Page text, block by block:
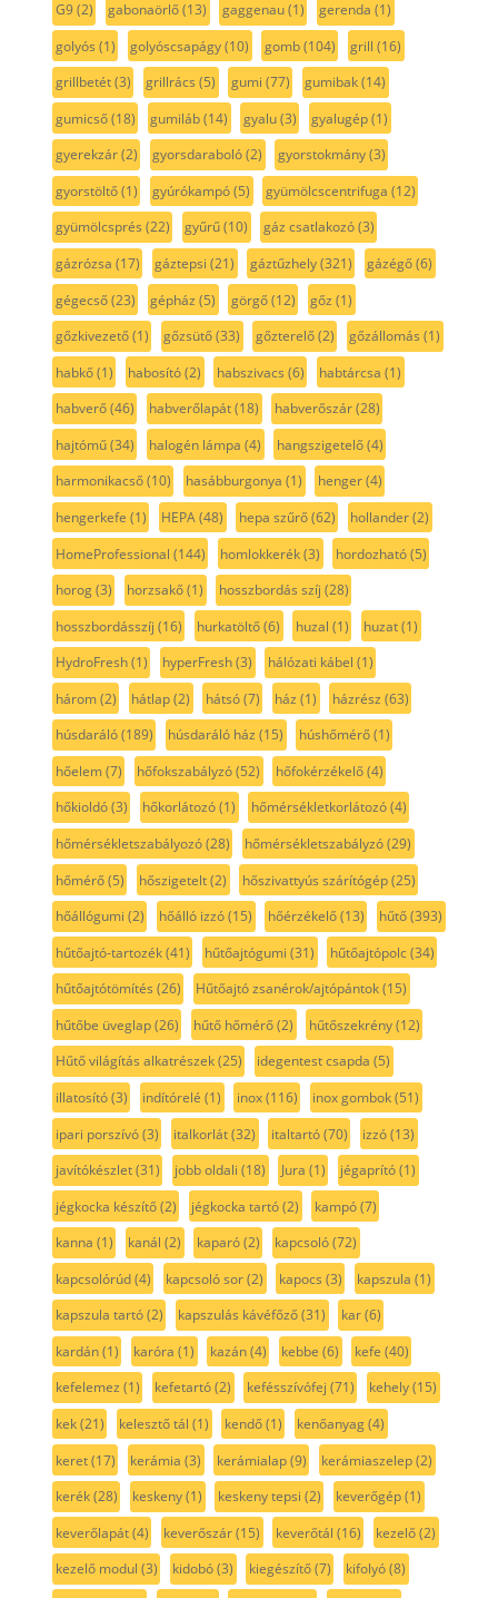
G9(2) gabonaörlő(13) gaggenau(1) gerenda (1)
golyós (1) golyóscsapágy(10) gomb(104) grill (16)
grillbetét(3) grillrács (5) gumi (77) gumibak(14)
gumicső(18) gumiláb(14) gyalu(3) gyalugép(1)
gyerekzár(2) gyorsdaraboló(2) gyorstokmány(3)
gyorstöltő(1) gyúrókampó(5) gyümölcscentrifuga (12)
gyümölcsprés (22) gyűrű(10) gáz csatlakozó(3)
gázrózsa (17) gáztepsi (21) gáztűzhely(321) gázégő(6)
gégecső(23) gépház (5) görgő(12) gőz (1)
gőzkivezető(1) gőzsütő(33) gőzterelő(2) gőzállomás (1)
habkő(1) habosító(2) habszivacs (6) habtárcsa (1)
habverő(46) habverőlapát(18) habverőszár(28)
hajtómű(34) halogén lámpa (4) hangszigetelő(4)
harmonikacső(10) hasábburgonya (1) henger(4)
hengerkefe (1) HEPA(48) hepa szűrő(62) hollander(2)
HomeProfessional (144) homlokkerék(3) hordozható(5)
horog(3) horzsakő(1) hosszbordás szíj (28)
hosszbordásszíj (16) hurkatöltő(6) huzal (1) huzat(1)
HydroFresh(1) hyperFresh(3) hálózati kábel (1)
három(2) hátlap(2) hátsó(7) ház (1) házrész (63)
húsdaráló(189) húsdaráló ház (15) húshőmérő(1)
hőelem(7) hőfokszabályzó(52) hőfokérzékelő(4)
hőkioldó(3) hőkorlátozó(1) hőmérsékletkorlátozó(4)
hőmérsékletszabályozó(28) hőmérsékletszabályzó(29)
hőmérő(5) hőszigetelt(2) hőszivattyús szárítógép(25)
hőállógumi (2) hőálló izzó(15) hőérzékelő(13) hűtő(393)
hűtőajtó-tartozék(41) hűtőajtógumi (31) hűtőajtópolc(34)
hűtőajtótömítés (26) Hűtőajtó zsanérok/ajtópántok(15)
hűtőbe üveglap(26) hűtő hőmérő(2) hűtőszekrény(12)
Hűtő világítás alkatrészek(25) idegentest csapda (5)
illatosító(3) indítórelé (1) inox(116) inox gombok(51)
ipari porszívó(3) italkorlát(32) italtartó(70) izzó(13)
javítókészlet(31) jobb oldali (18) Jura (1) jégaprító(1)
jégkocka készítő(2) jégkocka tartó(2) kampó(7)
kanna (1) kanál (2) kaparó(2) kapcsoló(72)
kapcsolórúd(4) kapcsoló sor(2) kapocs (3) kapszula (1)
kapszula tartó(2) kapszulás kávéfőző(31) kar(6)
kardán(1) karóra (1) kazán(4) kebbe (6) kefe (40)
kefelemez (1) kefetartó(2) kefésszívófej (71) kehely(15)
kek(21) kelesztő tál (1) kendő(1) kenőanyag(4)
keret(17) kerámia (3) kerámialap(9) kerámiaszelep(2)
kerék(28) keskeny(1) keskeny tepsi (2) keverőgép(1)
keverőlapát(4) keverőszár(15) keverőtál (16) kezelő(2)
kezelő modul (3) kidobó(3) kiegészítő(7) kifolyó(8)